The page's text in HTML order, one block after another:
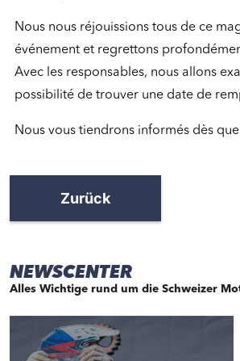
Nous nous réjouissions tous de ce
événement et regrettons
Avec les responsables, nous allons
possibilité de trouver une date de
Nous vous tiendrons informés dès
Zurück
NEWSCENTER
Alles Wichtige rund um die Schweizer